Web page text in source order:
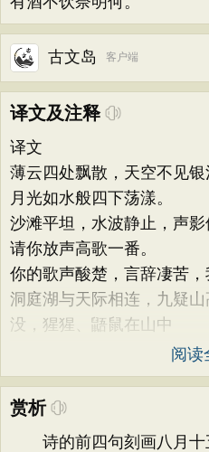
古文岛 客户端
译文及注释
译文
薄云四处飘散，天空不见
月光如水般四下荡漾。
沙滩平坦，水波静止，声
请你放声高歌一番。
你的歌声酸楚，言辞凄苦，
洞庭湖与天际相连，九疑
没，猩猩、鼯鼠在山中
阅读
赏析
诗的前四句刻画八月十